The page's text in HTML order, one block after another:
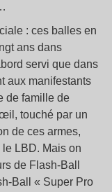
: ces balles en
ans dans
servi que dans
aux manifestants
de famille de
touché par un
de ces armes,
LBD. Mais on
de Flash-Ball
Ball « Super Pro